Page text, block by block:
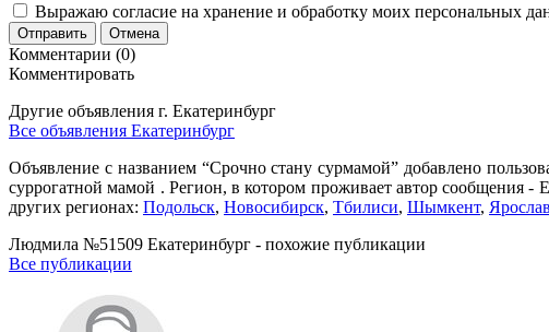
Выражаю согласие на хранение и обработку моих персональных
Отправить Отмена
Комментарии (0)
Комментировать
Другие объявления г. Екатеринбург
Все объявления Екатеринбург
Объявление с названием “Срочно стану сурмамой” добавлено
суррогатной мамой . Регион, в котором проживает автор сообщения -
других регионах: Подольск, Новосибирск, Тбилиси, Шымкент,
Людмила №51509 Екатеринбург - похожие публикации
Все публикации